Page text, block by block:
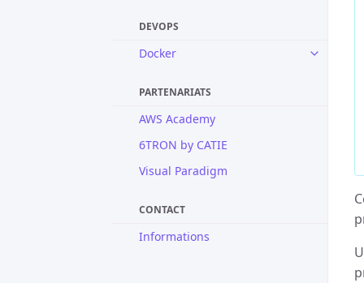
DEVOPS
Docker
PARTENARIATS
AWS Academy
6TRON by CATIE
Visual Paradigm
CONTACT
Informations